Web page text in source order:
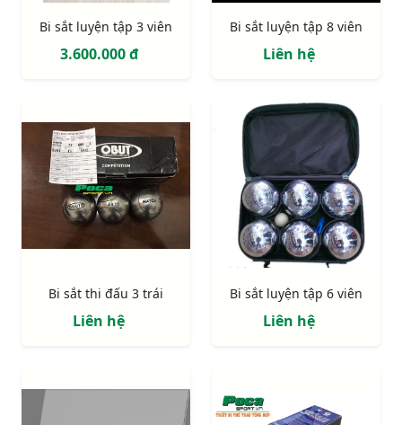
Bi sắt luyện tập 3 viên
3.600.000 đ
Bi sắt luyện tập 8 viên
Liên hệ
Bi sắt thi đấu 3 trái
Liên hệ
Bi sắt luyện tập 6 viên
Liên hệ